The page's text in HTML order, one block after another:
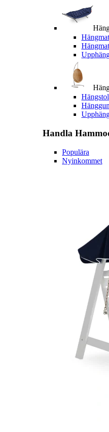
Handla
Populära
Nyinkommet